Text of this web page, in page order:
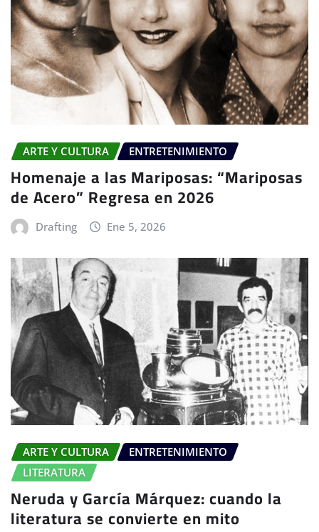
ARTE Y CULTURA ENTRETENIMIENTO
Homenaje a las Mariposas: “Mariposas
de Acero” Regresa en 2026
Drafting Ene 5, 2026
ARTE Y CULTURA
ENTRETENIMIENTO
LITERATURA
Neruda y García Márquez: cuando la
literatura se convierte en mito